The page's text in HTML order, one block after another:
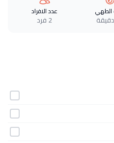
عدد الافراد
2 فرد